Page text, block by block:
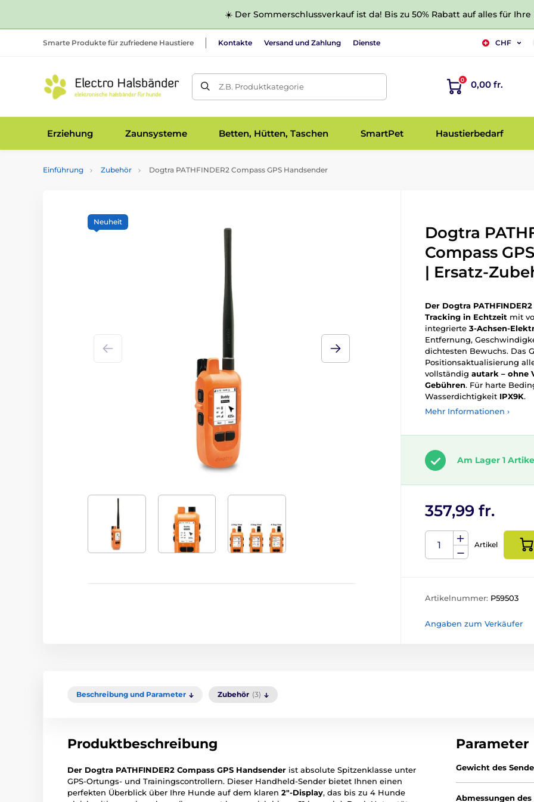
☀️ Der Sommerschlussverkauf ist da! Bis zu 50% Rabatt auf alles für Ihre
Smarte Produkte für zufriedene Haustiere Kontakte Versand und Zahlung Dienste CHF
Z.B. Produktkategorie
0 0,00 fr.
Erziehung Zaunsysteme Betten, Hütten, Taschen SmartPet Haustierbedarf
Einführung Zubehör Dogtra PATHFINDER2 Compass GPS Handsender
Neuheit
Dogtra
Compass
| Ersatz-
Der Dogtra
Tracking in Echtzeit mit
integrierte 3-Achsen-
Entfernung,
dichtesten Bewuchs. Das
Positionsaktualisierung
vollständig autark – ohne
Gebühren. Für harte
Wasserdichtigkeit IPX9K.
Mehr Informationen ›
Am Lager 1
357,99 fr.
Artikel
Artikelnummer: P59503
Angaben zum Verkäufer
Beschreibung und Parameter Zubehör (3)
Produktbeschreibung
Der Dogtra PATHFINDER2 Compass GPS Handsender ist absolute Spitzenklasse unter
GPS-Ortungs- und Trainingscontrollern. Dieser Handheld-Sender bietet Ihnen einen
perfekten Überblick über Ihre Hunde auf dem klaren 2"-Display, das bis zu 4 Hunde
Parameter
Gewicht des
Abmessungen